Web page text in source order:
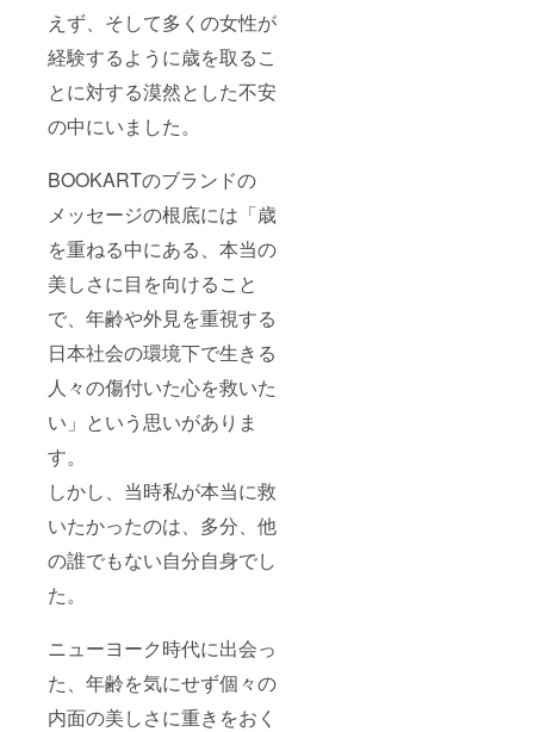
えず、そして多くの女性が
経験するように歳を取るこ
とに対する漠然とした不安
の中にいました。
BOOKARTのブランドの
メッセージの根底には「歳
を重ねる中にある、本当の
美しさに目を向けること
で、年齢や外見を重視する
日本社会の環境下で生きる
人々の傷付いた心を救いた
い」という思いがありま
す。
しかし、当時私が本当に救
いたかったのは、多分、他
の誰でもない自分自身でし
た。
ニューヨーク時代に出会っ
た、年齢を気にせず個々の
内面の美しさに重きをおく